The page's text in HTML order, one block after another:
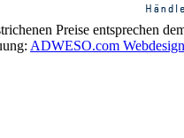
Preise entsprechen
ADWESO.com